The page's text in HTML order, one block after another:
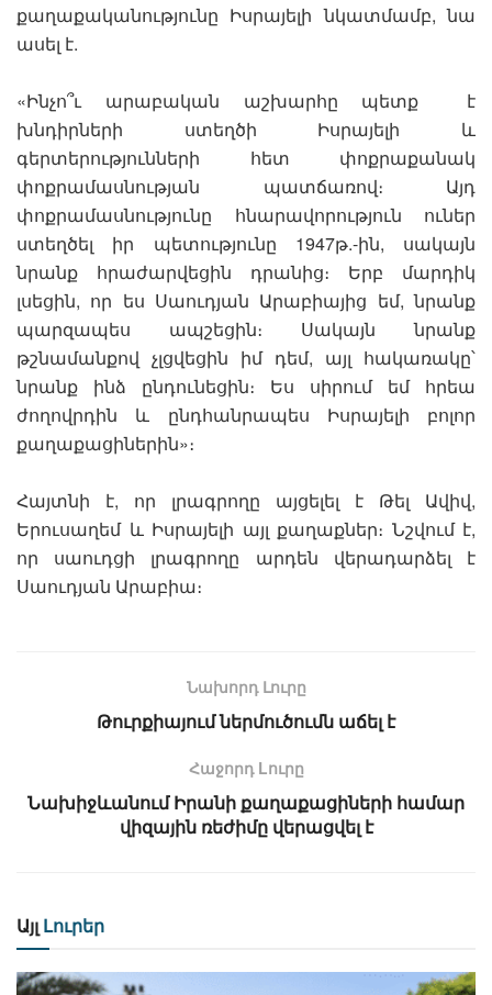
քաղաքականությունը Իսրայելի նկատմամբ, նա
ասել է.
«Ինչո՞ւ արաբական աշխարհը պետք է
խնդիրների ստեղծի Իսրայելի և
գերտերությունների հետ փոքրաքանակ
փոքրամասնության պատճառով։ Այդ
փոքրամասնությունը հնարավորություն ուներ
ստեղծել իր պետությունը 1947թ.-ին, սակայն
նրանք հրաժարվեցին դրանից։ Երբ մարդիկ
լսեցին, որ ես Սաուդյան Արաբիայից եմ, նրանք
պարզապես ապշեցին։ Սակայն նրանք
թշնամանքով չլցվեցին իմ դեմ, այլ հակառակը՝
նրանք ինձ ընդունեցին։ Ես սիրում եմ հրեա
ժողովրդին և ընդհանրապես Իսրայելի բոլոր
քաղաքացիներին»։
Հայտնի է, որ լրագրողը այցելել է Թել Ավիվ,
Երուսաղեմ և Իսրայելի այլ քաղաքներ։ Նշվում է,
որ սաուդցի լրագրողը արդեն վերադարձել է
Սաուդյան Արաբիա։
Նախորդ Լուրը
Թուրքիայում ներմուծումն աճել է
Հաջորդ Lուրը
Նախիջևանում Իրանի քաղաքացիների համար
վիզային ռեժիմը վերացվել է
Այլ Լուրեր